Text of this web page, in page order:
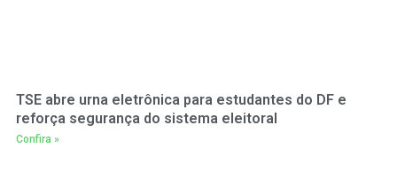
TSE abre urna eletrônica para estudantes do DF e
reforça segurança do sistema eleitoral
Confira »